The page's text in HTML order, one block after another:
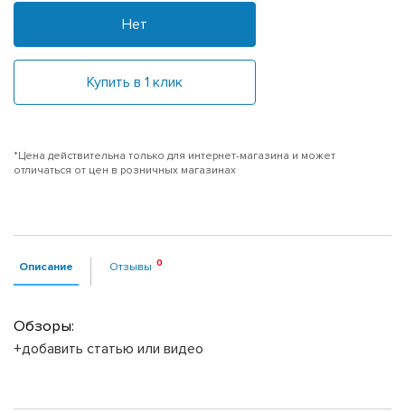
Нет
Купить в 1 клик
*Цена действительна только для интернет-магазина и может
отличаться от цен в розничных магазинах
Описание Отзывы
Обзоры:
+добавить статью или видео